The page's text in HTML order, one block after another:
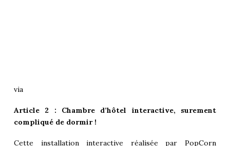
via
Article 2 : Chambre d’hôtel interactive, surement
compliqué de dormir !
Cette installation interactive réalisée parPopCorn